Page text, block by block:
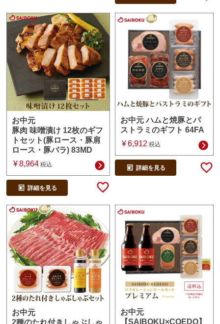
お中元
豚肉 味噌漬け 12枚のギフ
トセット(豚ロース・豚肩
ロース・豚バラ) 83MD
¥ 8,964 税込
詳細を見る
お中元 ハムと焼豚とパ
ストラミのギフト 64FA
¥6,912 税込
詳細を見る
お中元
2種のたれ付きしゃぶしゃ
お中元
【SAIBOKU×COEDO】